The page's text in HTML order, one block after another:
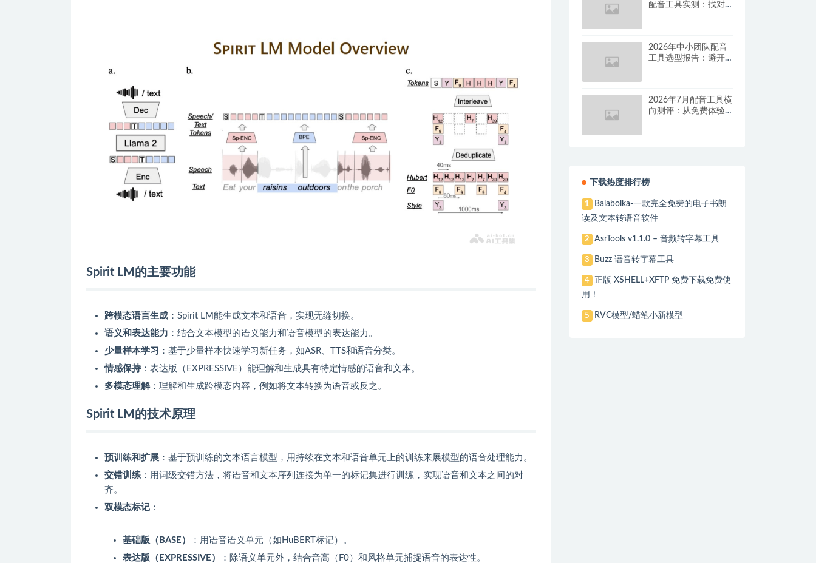
Spirit LM的主要功能
跨模态语言生成 ：Spirit LM能生成文本和语音，实现无缝切换。
语义和表达能力 ：结合文本模型的语义能力和语音模型的表达能力。
少量样本学习 ：基于少量样本快速学习新任务，如ASR、TTS和语音分类。
情感保持：表达版（EXPRESSIVE）能理解和生成具有特定情感的语音和文本。
多模态理解：理解和生成跨模态内容，例如将文本转换为语音或反之。
Spirit LM的技术原理
预训练和扩展 ：基于预训练的文本语言模型，用持续在文本和语音单元上的训练来展模型的语音处理能力。
交错训练 ：用词级交错方法，将语音和文本序列连接为单一的标记集进行训练，实现语音和文本之间的对
齐。
双模态标记 ：
基础版（BASE）
：用语音语义单元（如HuBERT标记）。
表达版（EXPRESSIVE）
：除语义单元外，结合音高（F0）和风格单元捕捉语音的表达性。
配音工具实测：找对
2026年中小团队配音
工具选型报告：避开
2026年7月配音工具横
向测评：从免费体验
下载热度排行榜
1
Balabolka-一款完全免费的电子书朗
读及文本转语音软件
2 AsrTools v1.1.0 – 音频转字幕工具
3 Buzz 语音转字幕工具
4
正版 XSHELL+XFTP 免费下载免费使
用！
5 RVC模型/蜡笔小新模型